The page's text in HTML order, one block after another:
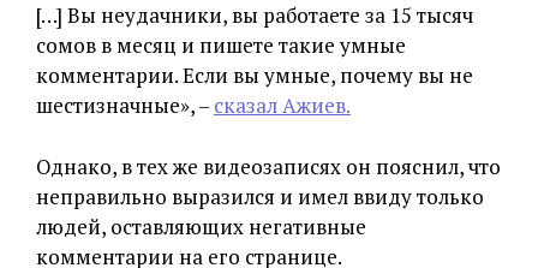
[…] Вы неудачники, вы работаете за 15 тысяч
сомов в месяц и пишете такие умные
комментарии. Если вы умные, почему вы не
шестизначные», – сказал Ажиев.
Однако, в тех же видеозаписях он пояснил, что
неправильно выразился и имел ввиду только
людей, оставляющих негативные
комментарии на его странице.